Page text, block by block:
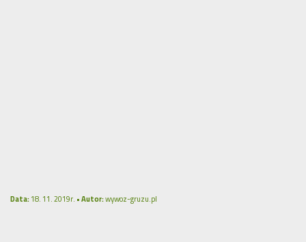
Data:18. 11. 2019r. •Autor:wywoz-gruzu.pl